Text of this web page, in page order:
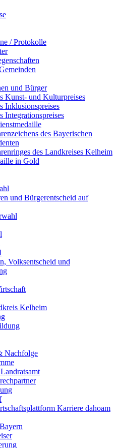
/ Protokolle
und Bürger
Kunst- und Kulturpreises
Inklusionspreises
Integrationspreises
des Bayerischen
des Landkreises Kelheim
in Gold
und Bürgerentscheid auf
Volksentscheid und
Kelheim
Nachfolge
Karriere dahoam